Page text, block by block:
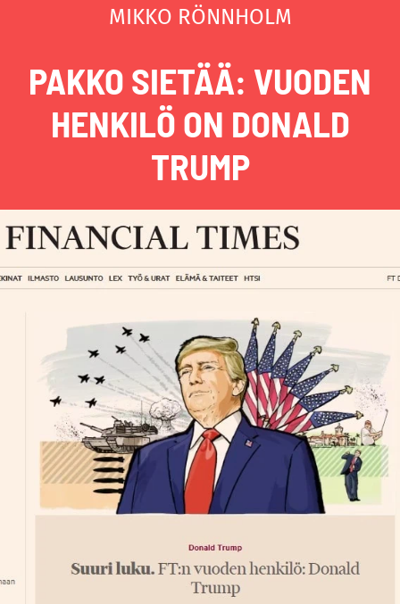
MIKKO RÖNNHOLM
PAKKO SIETÄÄ: VUODEN
HENKILÖ ON DONALD
TRUMP